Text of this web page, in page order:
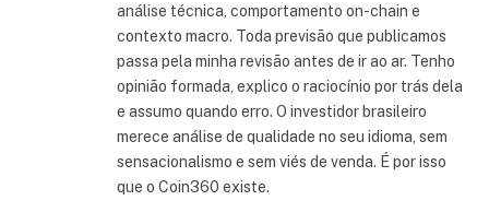
análise técnica, comportamento on-chain e
contexto macro. Toda previsão que publicamos
passa pela minha revisão antes de ir ao ar. Tenho
opinião formada, explico o raciocínio por trás dela
e assumo quando erro. O investidor brasileiro
merece análise de qualidade no seu idioma, sem
sensacionalismo e sem viés de venda. É por isso
que o Coin360 existe.